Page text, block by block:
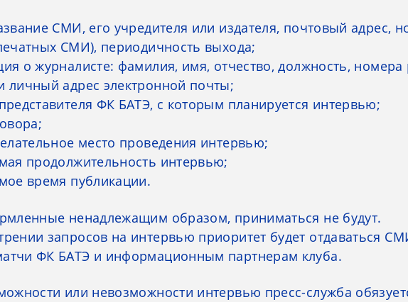
СМИ, его учредителя или издателя, почтовый адрес,
СМИ), периодичность выхода;
о журналисте: фамилия, имя, отчество, должность,
личный адрес электронной почты;
ФК БАТЭ, с которым планируется интервью;
место проведения интервью;
продолжительность интервью;
время публикации.
ненадлежащим образом, приниматься не будут.
запросов на интервью приоритет будет отдаваться
ФК БАТЭ и информационным партнерам клуба.
или невозможности интервью пресс-служба